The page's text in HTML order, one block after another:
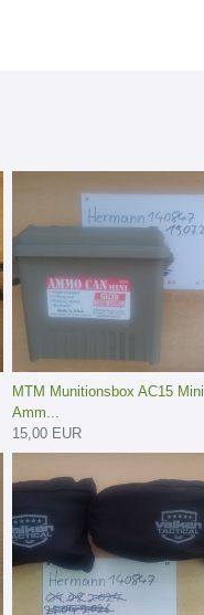
MTM Munitionsbox AC15 Mini
Amm...
15,00 EUR